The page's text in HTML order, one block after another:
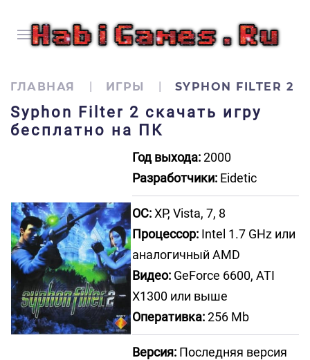
ГЛАВНАЯ ИГРЫ SYPHON FILTER 2
Syphon Filter 2 скачать игру
бесплатно на ПК
Год выхода:2000
Разработчики: Eidetic
ОС:XP, Vista, 7, 8
Процессор: Intel 1.7 GHz или
аналогичный AMD
Видео: GeForce 6600, ATI
X1300 или выше
Оперативка:256 Mb
Версия: Последняя версия